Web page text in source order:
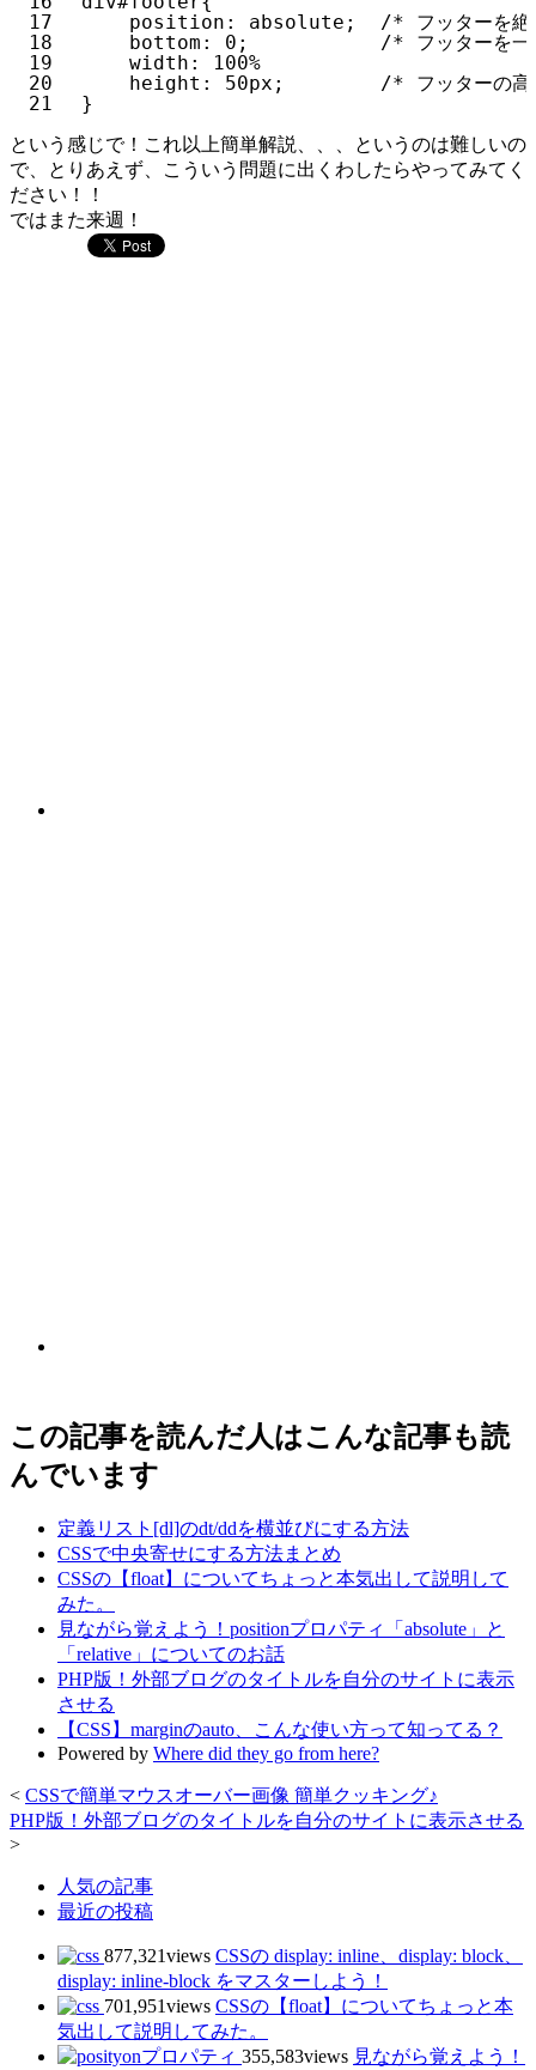
17
18
19
20
21
position: absolute;  /* フッターを絶対
bottom: 0;           /* フッターを一
width: 100%
height: 50px;        /* フッターの
}
という感じで！これ以上簡単解説、、、というのは難しいの
で、とりあえず、こういう問題に出くわしたらやってみてく
ださい！！
ではまた来週！
この記事を読んだ人はこんな記事も読
んでいます
定義リスト[dl]のdt/ddを横並びにする方法
CSSで中央寄せにする方法まとめ
CSSの【float】についてちょっと本気出して説明して
みた。
見ながら覚えよう！positionプロパティ「absolute」と
「relative」についてのお話
PHP版！外部ブログのタイトルを自分のサイトに表示
させる
【CSS】marginのauto、こんな使い方って知ってる？
Powered by Where did they go from here?
< CSSで簡単マウスオーバー画像 簡単クッキング♪
PHP版！外部ブログのタイトルを自分のサイトに表示させる
>
人気の記事
最近の投稿
877,321views CSSの display: inline、display: block、
display: inline-block をマスターしよう！
701,951views CSSの【float】についてちょっと本
気出して説明してみた。
355,583views 見ながら覚えよう！